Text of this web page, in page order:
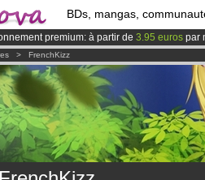
BDs, mangas,
premium: à partir de 3.95 euros par
Kickstarter Amilova est désormais lancé!.
100000membreset 1000BDs & Mangas!
> FrenchKizz